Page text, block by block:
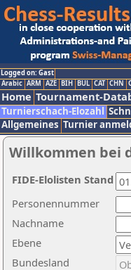
Logged on: Gast
Arabic ARM AZE BIH BUL CAT CHN
Home Tournament-
Turnierschach-Elozahl
Allgemeines Turnier
Willkommen bei
Nachname
Ebene
Personennummer
Bundesland
FIDE-Elolisten Stand